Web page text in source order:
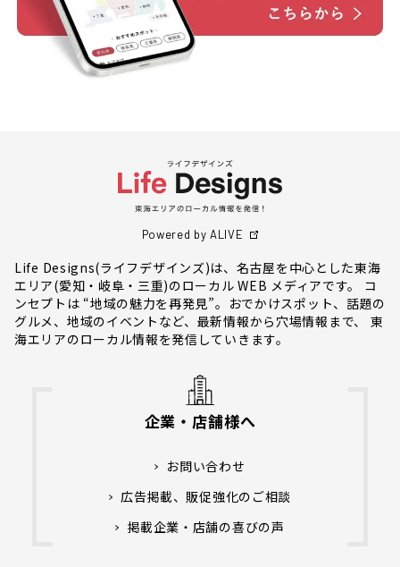
Powered by ALIVE
Life Designs(ライフデザインズ)は、名古屋を中心とした東海
エリア(愛知・岐阜・三重)のローカル WEB メディアです。 コ
ンセプトは “地域の魅力を再発見”。おでかけスポット、話題の
グルメ、地域のイベントなど、最新情報から穴場情報まで、 東
海エリアのローカル情報を発信していきます。
企業・店舗様へ
お問い合わせ
広告掲載、販促強化のご相談
掲載企業・店舗の喜びの声